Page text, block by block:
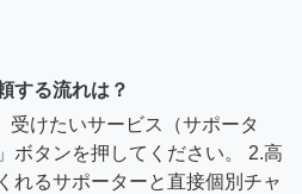
する流れは？
受けたいサービス（サポータ
ボタンを押してください。 2.高
れるサポーターと直接個別チャ